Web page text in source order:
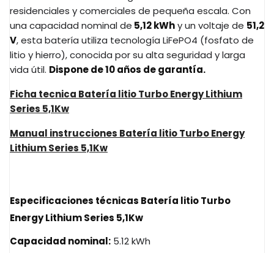
residenciales y comerciales de pequeña escala. Con
una capacidad nominal de 5,12 kWhy un voltaje de 51,2
V, esta batería utiliza tecnología LiFePO4 (fosfato de
litio y hierro), conocida por su alta seguridad y larga
vida útil. Dispone de 10 años de garantía.
Ficha tecnica Batería litio Turbo Energy Lithium
Series 5,1Kw
Manual instrucciones Batería litio Turbo Energy
Lithium Series 5,1Kw
Especificaciones técnicas Batería litio Turbo
Energy Lithium Series 5,1Kw
Capacidad nominal: 5.12 kWh